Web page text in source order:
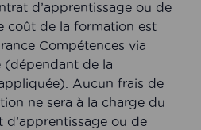
d’apprentissage ou de
coût de la formation est
Compétences via
(dépendant de la
Aucun frais de
ne sera à la charge du
ou de